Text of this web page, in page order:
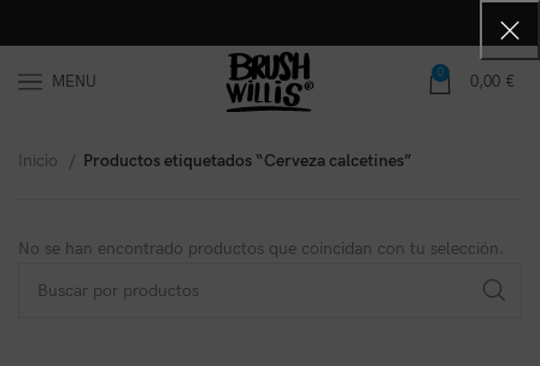
MENU 0 0,00 €
Inicio Productos etiquetados “Cerveza calcetines”
No se han encontrado productos que coincidan con tu selección.